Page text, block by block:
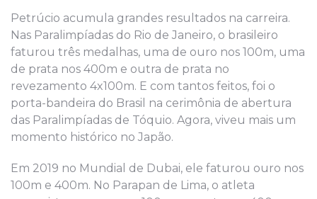
Petrúcio acumula grandes resultados na carreira.
Nas Paralimpíadas do Rio de Janeiro, o brasileiro
faturou três medalhas, uma de ouro nos 100m, uma
de prata nos 400m e outra de prata no
revezamento 4x100m. E com tantos feitos, foi o
porta-bandeira do Brasil na cerimônia de abertura
das Paralimpíadas de Tóquio. Agora, viveu mais um
momento histórico no Japão.
Em 2019 no Mundial de Dubai, ele faturou ouro nos
100m e 400m. No Parapan de Lima, o atleta